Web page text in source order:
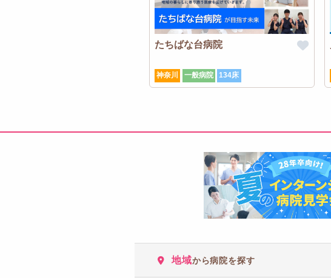
たちばな台病院
神奈川 一般病院 134床
地域から病院を探す